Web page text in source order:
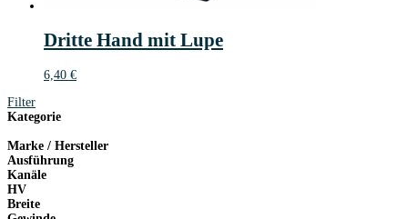
Dritte Hand mit Lupe
6,40 €
Filter
Kategorie
Marke / Hersteller
Ausführung
Kanäle
HV
Breite